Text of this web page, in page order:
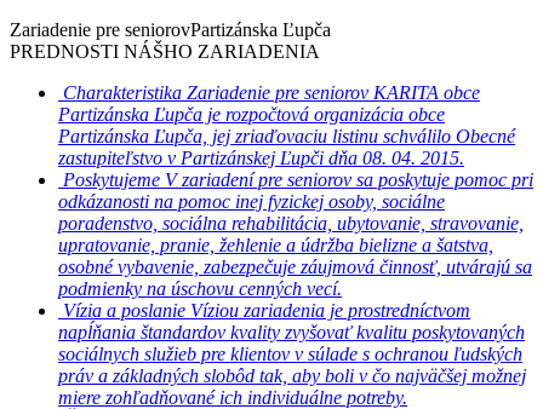
Zariadenie pre seniorovPartizánska Ľupča
PREDNOSTI NÁŠHO ZARIADENIA
Charakteristika Zariadenie pre seniorov KARITA obce
Partizánska Ľupča je rozpočtová organizácia obce
Partizánska Ľupča, jej zriaďovaciu listinu schválilo Obecné
zastupiteľstvo v Partizánskej Ľupči dňa 08. 04. 2015.
Poskytujeme V zariadení pre seniorov sa poskytuje pomoc pri
odkázanosti na pomoc inej fyzickej osoby, sociálne
poradenstvo, sociálna rehabilitácia, ubytovanie, stravovanie,
upratovanie, pranie, žehlenie a údržba bielizne a šatstva,
osobné vybavenie, zabezpečuje záujmová činnosť, utvárajú sa
podmienky na úschovu cenných vecí.
Vízia a poslanie Víziou zariadenia je prostredníctvom
napĺňania štandardov kvality zvyšovať kvalitu poskytovaných
sociálnych služieb pre klientov v súlade s ochranou ľudských
práv a základných slobôd tak, aby boli v čo najväčšej možnej
miere zohľadňované ich individuálne potreby.